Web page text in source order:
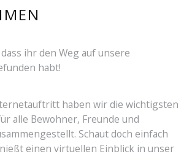
ihr den Weg auf unsere
habt!
haben wir die wichtigsten
alle Bewohner, Freunde und
Schaut doch einfach
einen virtuellen Einblick in unser